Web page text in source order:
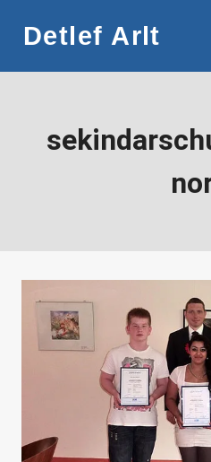
Inhalt
springen
Detlef Arlt